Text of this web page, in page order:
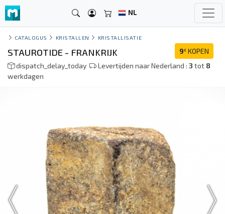
NL
CATALOGUS KRISTALLEN KRISTALLISATIE
9€ KOPEN
STAUROTIDE - FRANKRIJK
dispatch_delay_today Levertijden naar Nederland : 3tot 8
werkdagen